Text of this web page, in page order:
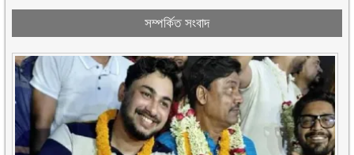
সম্পর্কিত সংবাদ